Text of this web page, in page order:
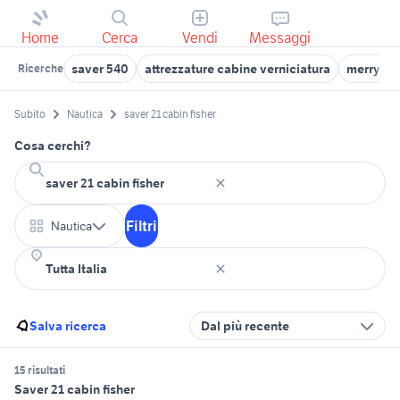
Home Cerca Vendi Messaggi
Ricerche saver 540 attrezzature cabine verniciatura merry
Subito Nautica saver 21 cabin fisher
Cosa cerchi?
Nautica Filtri
Salva ricerca Dal più recente
15 risultati
Saver 21 cabin fisher